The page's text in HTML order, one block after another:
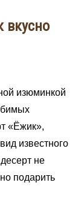
вкусно
изюминкой
«Ёжик»,
известного
не
подарить